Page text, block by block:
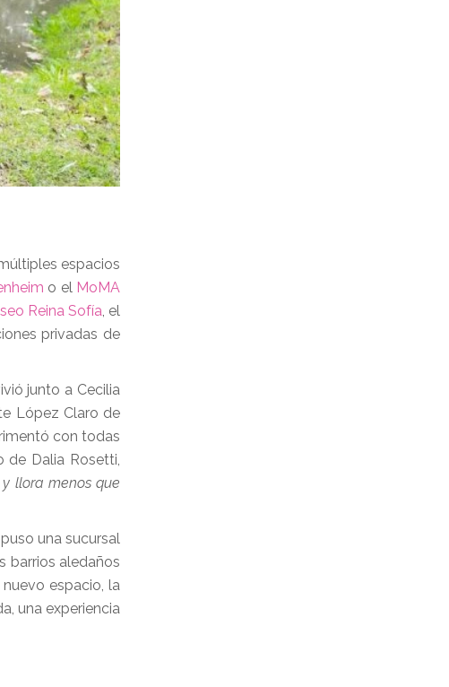
espacios
o el MoMA
Reina Sofía, el
privadas de
junto a Cecilia
López Claro de
con todas
de Dalia Rosetti,
llora menos que
una sucursal
barrios aledaños
espacio, la
una experiencia